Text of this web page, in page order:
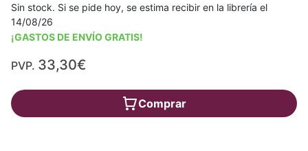
Sin stock. Si se pide hoy, se estima recibir en la librería el
14/08/26
¡GASTOS DE ENVÍO GRATIS!
PVP. 33,30€
Comprar